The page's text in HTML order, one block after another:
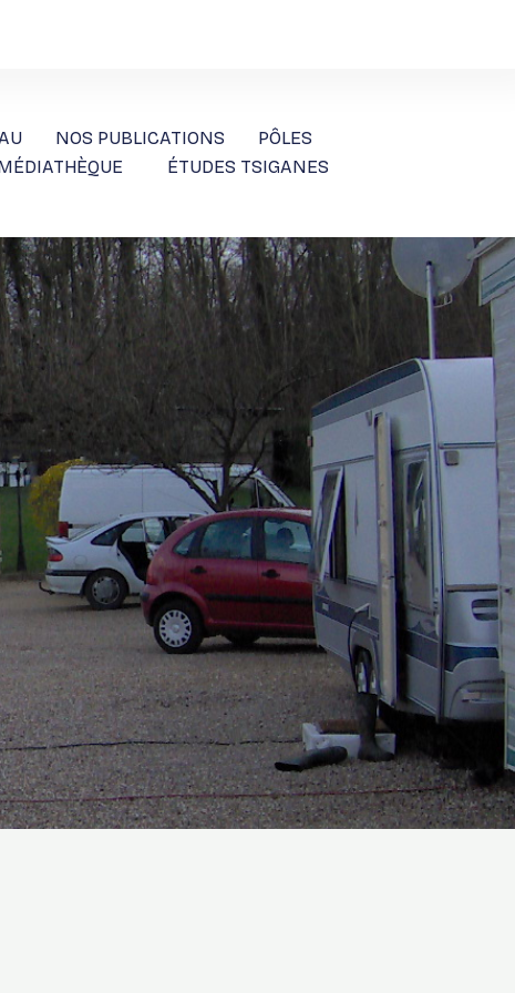
NOS PUBLICATIONS
PÔLES
ÉTUDES TSIGANES